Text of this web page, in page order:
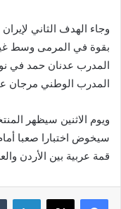
وجاء الهدف الثاني
بقوة في المرمى وسط
المدرب عدنان حمد في
المدرب الوطني مرجان
ويوم الاثنين سيظهر
سيخوض اختبارا صعبا
قمة عربية بين الأردن
فيسبوك ‫X